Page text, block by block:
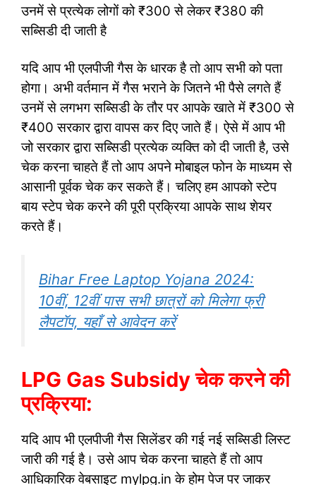
उनमें से प्रत्येक लोगों को ₹300 से लेकर ₹380 की
सब्सिडी दी जाती है
यदि आप भी एलपीजी गैस के धारक है तो आप सभी को पता
होगा। अभी वर्तमान में गैस भराने के जितने भी पैसे लगते हैं
उनमें से लगभग सब्सिडी के तौर पर आपके खाते में ₹300 से
₹400 सरकार द्वारा वापस कर दिए जाते हैं। ऐसे में आप भी
जो सरकार द्वारा सब्सिडी प्रत्येक व्यक्ति को दी जाती है, उसे
चेक करना चाहते हैं तो आप अपने मोबाइल फोन के माध्यम से
आसानी पूर्वक चेक कर सकते हैं। चलिए हम आपको स्टेप
बाय स्टेप चेक करने की पूरी प्रक्रिया आपके साथ शेयर
करते हैं।
Bihar Free Laptop Yojana 2024:
10वीं, 12वीं पास सभी छात्रों को मिलेगा फ्री
लैपटॉप, यहाँ से आवेदन करें
LPG Gas Subsidy चेक करने की
प्रक्रिया:
यदि आप भी एलपीजी गैस सिलेंडर की गई नई सब्सिडी लिस्ट
जारी की गई है। उसे आप चेक करना चाहते हैं तो आप
आधिकारिक वेबसाइट mylpg.in के होम पेज पर जाकर